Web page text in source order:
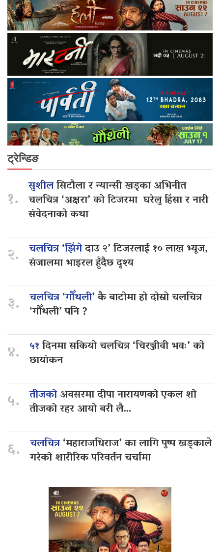
ट्रेन्डिङ
१.
सुशीलसिटौला र न्यान्सी खड्का अभिनीत
चलचित्र ‘अक्षरा’ को टिजरमा घरेलु हिंसा र नारी
संवेदनाको कथा
२. चलचित्र ‘झिंगेदाउ २’ टिजरलाई १० लाख भ्यूज,
संजालमा भाइरल हुँदैछ दृश्य
३. चलचित्र ‘गौँथली’कै बाटोमा हो दोस्रो चलचित्र
‘गौँथली’ पनि ?
४. ५१दिनमा सकियो चलचित्र ‘चिरञ्जीवी भवः’ को
छायांकन
५. तीजकोअवसरमा दीपा नारायणको एकल शो
तीजको रहर आयो बरी लै…
६. चलचित्र‘महाराजधिराज’ का लागि पुष्प खड्काले
गरेको शारीरिक परिवर्तन चर्चामा